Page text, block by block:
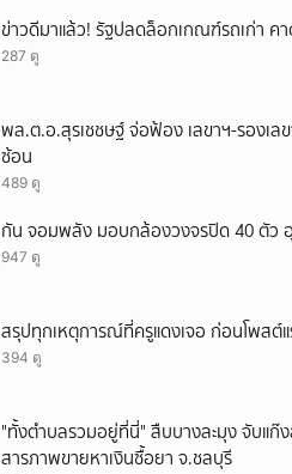
ข่าวดีมาแล้ว! รัฐปลดล็อกเกณฑ์รถเก่า ค
287 ดู
พล.ต.อ.สุรเชชษฐ์ จ่อฟ้อง เลขาฯ-รองเ
ซ้อน
489 ดู
กัน จอมพลัง มอบกล้องวงจรปิด 40 ตัว
947 ดู
สรุปทุกเหตุการณ์ที่ครูแดงเจอ ก่อนโพสต์
394 ดู
"ทั้งตำบลรวมอยู่ที่นี่" สืบบางละมุง จับแก๊
สารภาพขายหาเงินซื้อยา จ.ชลบุรี